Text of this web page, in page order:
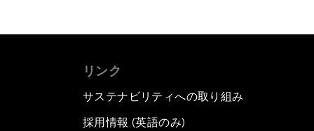
リンク
サステナビリティへの取り組み
採用情報 (英語のみ)